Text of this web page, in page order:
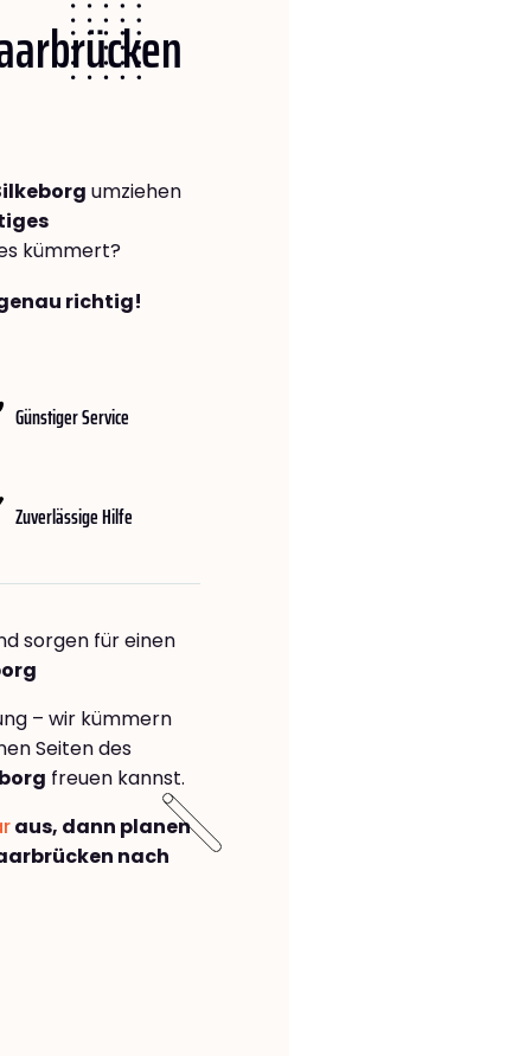
umziehen
kümmert?
richtig!
Günstiger Service
Zuverlässige Hilfe
sorgen für einen
– wir kümmern
Seiten des
freuen kannst.
aus, dann planen
nach